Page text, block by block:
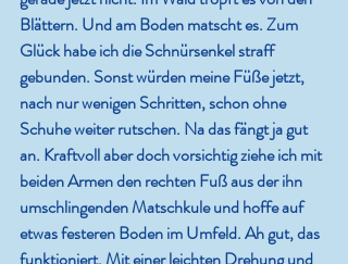
Blättern. Und am Boden matscht es. Zum
Glück habe ich die Schnürsenkel straff
gebunden. Sonst würden meine Füße jetzt,
nach nur wenigen Schritten, schon ohne
Schuhe weiter rutschen. Na das fängt ja gut
an. Kraftvoll aber doch vorsichtig ziehe ich mit
beiden Armen den rechten Fuß aus der ihn
umschlingenden Matschkule und hoffe auf
etwas festeren Boden im Umfeld. Ah gut, das
funktioniert. Mit einer leichten Drehung und